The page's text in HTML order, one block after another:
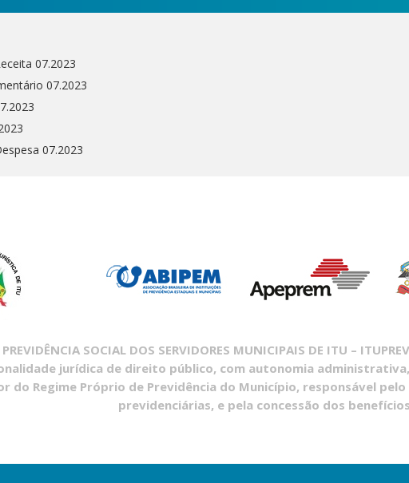
07.2023
07.2023
07.2023
SOCIAL DOS SERVIDORES MUNICIPAIS DE ITU –
jurídica de direito público, com autonomia
do Regime Próprio de Previdência do Município, responsável
previdenciárias, e pela concessão dos